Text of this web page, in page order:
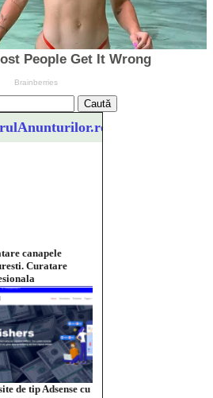
canapele
Curatare
de tip Adsense cu